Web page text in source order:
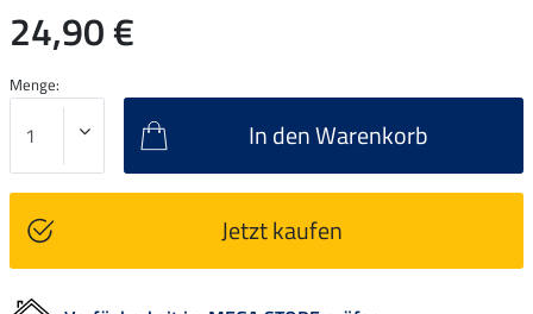
24,90 €
Menge:
In den Warenkorb
Jetzt kaufen